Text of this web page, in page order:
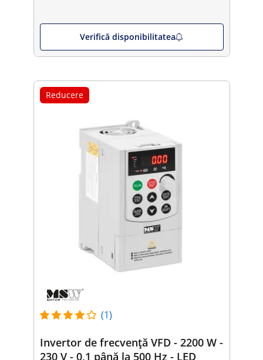
Verifică disponibilitatea
Reducere
(1)
Invertor de frecvență VFD - 2200 W -
230 V - 0,1 până la 500 Hz - LED